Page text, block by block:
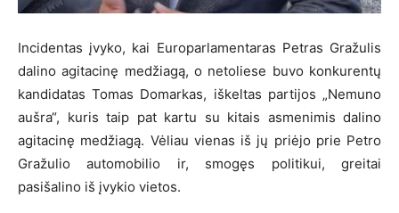
Incidentas įvyko, kai Europarlamentaras Petras Gražulis
dalino agitacinę medžiagą, o netoliese buvo konkurentų
kandidatas Tomas Domarkas, iškeltas partijos „Nemuno
aušra“, kuris taip pat kartu su kitais asmenimis dalino
agitacinę medžiagą. Vėliau vienas iš jų priėjo prie Petro
Gražulio automobilio ir, smogęs politikui, greitai
pasišalino iš įvykio vietos.